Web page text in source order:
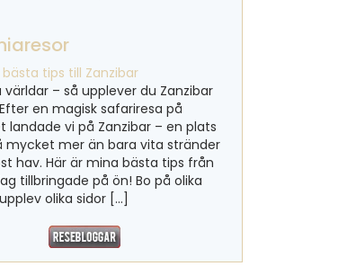
tips till Zanzibar
världar – så upplever du Zanzibar
en magisk safariresa på
landade vi på Zanzibar – en plats
mycket mer än bara vita stränder
hav. Här är mina bästa tips från
tillbringade på ön! Bo på olika
olika sidor […]